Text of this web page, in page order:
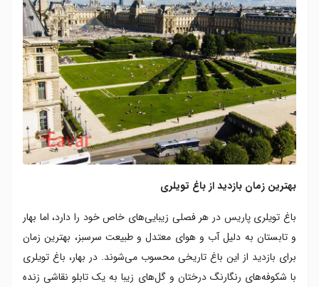
بهترین زمان بازدید از باغ تویلری
باغ تویلری پاریس در هر فصلی زیبایی‌های خاص خود را دارد، اما بهار
و تابستان به دلیل آب و هوای معتدل و طبیعت سرسبز، بهترین زمان
برای بازدید از این باغ تاریخی محسوب می‌شوند. در بهار، باغ تویلری
با شکوفه‌های رنگارنگ درختان و گل‌های زیبا به یک تابلو نقاشی زنده